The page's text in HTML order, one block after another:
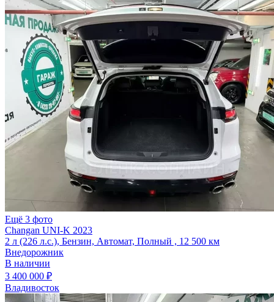
Ещё 3 фото
Changan UNI-K 2023
2 л (226 л.с.), Бензин, Автомат, Полный , 12 500 км
Внедорожник
В наличии
3 400 000 ₽
Владивосток